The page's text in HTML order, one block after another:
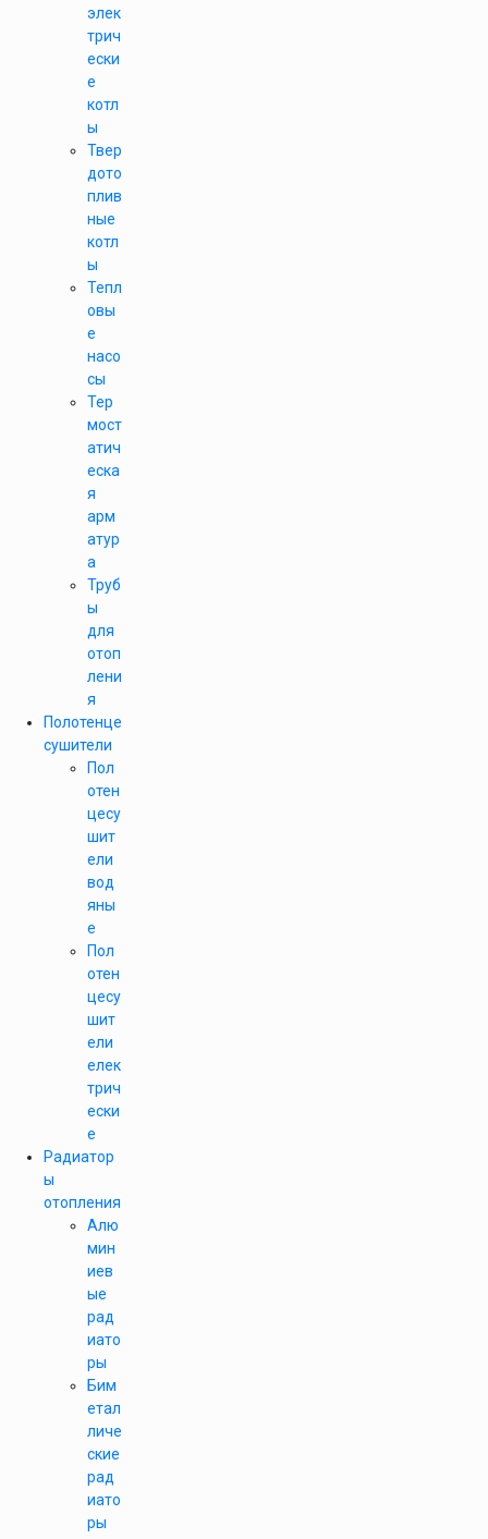
элек
трич
ески
е
котл
ы
Твер
дото
плив
ные
котл
ы
Тепл
овы
е
насо
сы
Тер
мост
атич
еска
я
арм
атур
а
Труб
ы
для
отоп
лени
я
Полотенце
сушители
Пол
отен
цесу
шит
ели
вод
яны
е
Пол
отен
цесу
шит
ели
елек
трич
ески
е
Радиатор
ы
отопления
Алю
мин
иев
ые
рад
иато
ры
Бим
етал
личе
ские
рад
иато
ры